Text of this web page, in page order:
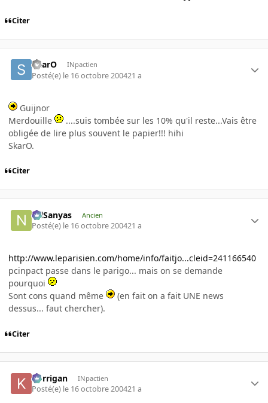
Citer
SkarO INpactien
Posté(e) le 16 octobre 200421 a
Guijnor
Merdouille
....suis tombée sur les 10% qu'il reste...Vais être
obligée de lire plus souvent le papier!!! hihi
SkarO.
Citer
NilSanyas Ancien
Posté(e) le 16 octobre 200421 a
http://www.leparisien.com/home/info/faitjo...cleid=241166540
pcinpact passe dans le parigo... mais on se demande
pourquoi
Sont cons quand même
(en fait on a fait UNE news
dessus... faut chercher).
Citer
korrigan INpactien
Posté(e) le 16 octobre 200421 a